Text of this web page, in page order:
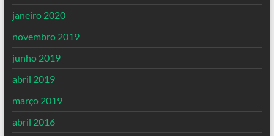
janeiro 2020
novembro 2019
junho 2019
abril 2019
março 2019
abril 2016